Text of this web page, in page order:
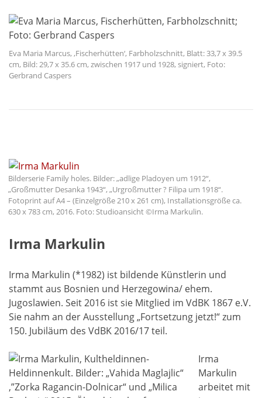
Eva Maria Marcus, ‚Fischerhütten‘, Farbholzschnitt, Blatt: 33,7 x 39.5
cm, Bild: 29,7 x 35.6 cm, zwischen 1917 und 1928, signiert, Foto:
Gerbrand Caspers
Bilderserie Family holes. Bilder: „adlige Pladoyen um 1912“,
„Großmutter Desanka 1943“, „Urgroßmutter ? Filipa um 1918“.
Fotoprint auf A4 – (Einzelgröße 210 x 261 cm), Installationsgröße ca.
630 x 783 cm, 2016. Foto: Studioansicht ©Irma Markulin.
Irma Markulin
Irma Markulin (*1982) ist bildende Künstlerin und
stammt aus Bosnien und Herzegowina/ ehem.
Jugoslawien. Seit 2016 ist sie Mitglied im VdBK 1867 e.V.
Sie nahm an der Ausstellung „Fortsetzung jetzt!“ zum
150. Jubiläum des VdBK 2016/17 teil.
Irma
Markulin
arbeitet mit